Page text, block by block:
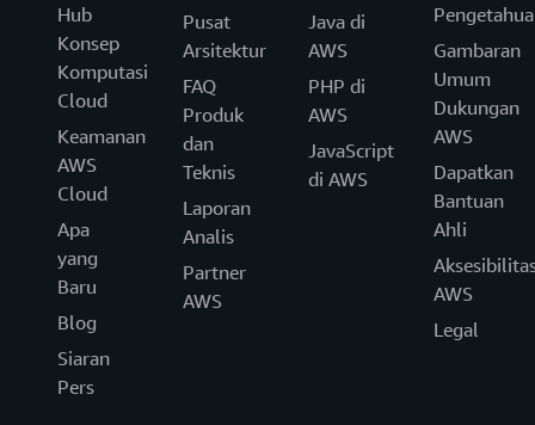
Hub
Konsep
Komputasi
Cloud
Keamanan
AWS
Cloud
Apa
yang
Baru
Blog
Siaran
Pers
Pusat
Arsitektur
FAQ
Produk
dan
Teknis
Laporan
Analis
Partner
AWS
Java di
AWS
PHP di
AWS
JavaScript
di AWS
Gambaran
Umum
Dukungan
AWS
Dapatkan
Bantuan
Ahli
AWS
Legal